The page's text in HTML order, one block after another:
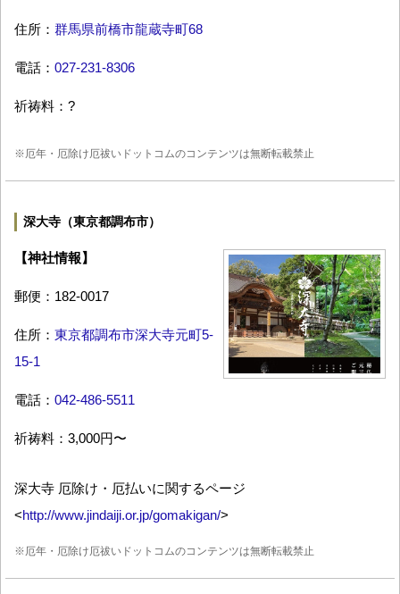
住所： 群馬県前橋市龍蔵寺町68
電話： 027-231-8306
祈祷料：?
※厄年・厄除け厄祓いドットコムのコンテンツは無断転載禁止
深大寺（東京都調布市）
【神社情報】
郵便：182-0017
住所： 東京都調布市深大寺元町5-
15-1
電話： 042-486-5511
祈祷料：3,000円〜
深大寺 厄除け・厄払いに関するページ
<http://www.jindaiji.or.jp/gomakigan/>
※厄年・厄除け厄祓いドットコムのコンテンツは無断転載禁止